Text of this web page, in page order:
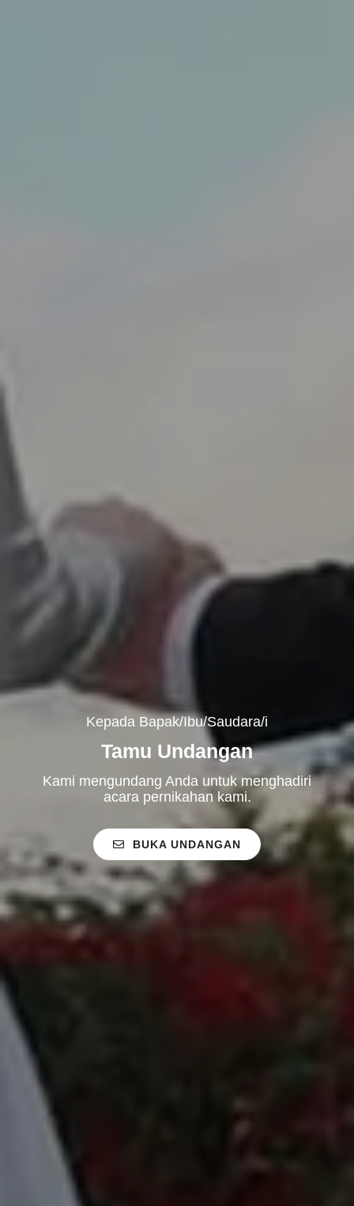
Kepada Bapak/Ibu/Saudara/i
Tamu Undangan
Kami mengundang Anda untuk menghadiri
acara pernikahan kami.
BUKA UNDANGAN